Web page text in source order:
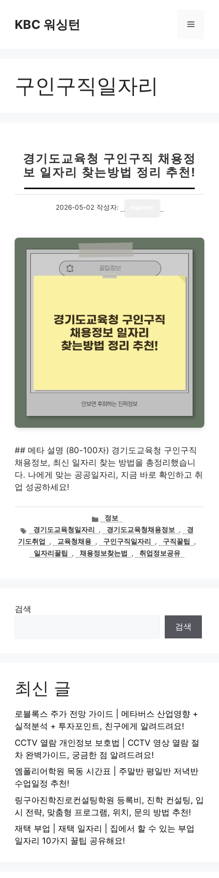
KBC 워싱턴 메
구인구직일자리
경기도교육청 구인구직 채용정
보 일자리 찾는방법 정리 추천!
2026-05-02 작성자:
## 메타 설명 (80-100자) 경기도교육청 구인구직
채용정보, 최신 일자리 찾는 방법을 총정리했습니
다. 나에게 맞는 공공일자리, 지금 바로 확인하고 취
업 성공하세요!
카
테
고
리
정보
태
그
경기도교육청일자리 , 경기도교육청채용정보 ,
경
기도취업
, 교육청채용 , 구인구직일자리 , 구직꿀팁
,
일자리꿀팁
, 채용정보찾는법 , 취업정보공유
검색
검색
최신 글
로블록스 주가 전망 가이드 | 메타버스 산업영향 +
실적분석 + 투자포인트, 친구에게 알려드려요!
CCTV 열람 개인정보 보호법 | CCTV 영상 열람 절
차 완벽가이드, 궁금한 점 알려드려요!
엠폴리어학원 목동 시간표 | 주말반 평일반 저녁반
수업일정 추천!
링구아진학진로컨설팅학원 등록비, 진학 컨설팅, 입
시 전략, 맞춤형 프로그램, 위치, 문의 방법 추천!
재택 부업 | 재택 일자리 | 집에서 할 수 있는 부업
일자리 10가지 꿀팁 공유해요!